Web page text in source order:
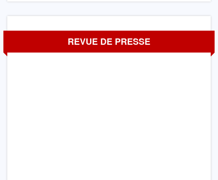
REVUE DE PRESSE